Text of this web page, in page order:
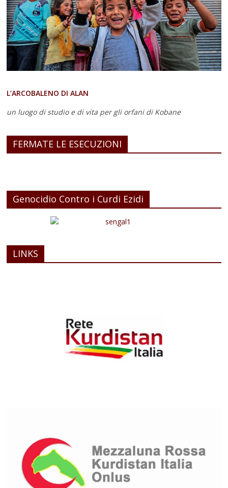
L’ARCOBALENO DI ALAN
un luogo di studio e di vita per gli orfani di Kobane
FERMATE LE ESECUZIONI
Genocidio Contro i Curdi Ezidi
LINKS